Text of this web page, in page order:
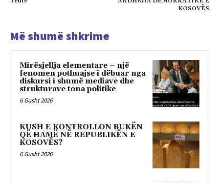
KOSOVËS
Më shumë shkrime
Mirësjellja elementare – një
fenomen pothuajse i dëbuar nga
diskursi i shumë mediave dhe
strukturave tona politike
6 Gusht 2026
KUSH E KONTROLLON BUKËN
QË HAMË NË REPUBLIKËN E
KOSOVËS?
6 Gusht 2026